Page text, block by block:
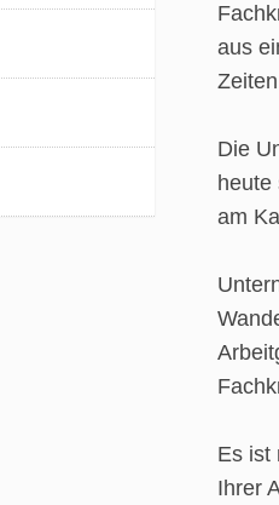
aus
Die
heute
am
Es ist
Ihrer